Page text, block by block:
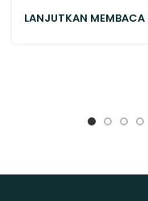
LANJUTKAN MEMBACA